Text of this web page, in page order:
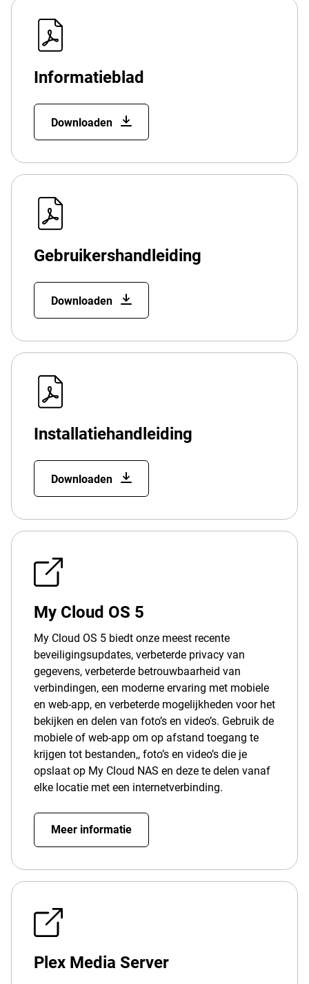
Informatieblad
Downloaden
Gebruikershandleiding
Downloaden
Installatiehandleiding
Downloaden
My Cloud OS 5
My Cloud OS 5 biedt onze meest recente
beveiligingsupdates, verbeterde privacy van
gegevens, verbeterde betrouwbaarheid van
verbindingen, een moderne ervaring met mobiele
en web-app, en verbeterde mogelijkheden voor het
bekijken en delen van foto’s en video’s. Gebruik de
mobiele of web-app om op afstand toegang te
krijgen tot bestanden,, foto’s en video’s die je
opslaat op My Cloud NAS en deze te delen vanaf
elke locatie met een internetverbinding.
Meer informatie
Plex Media Server